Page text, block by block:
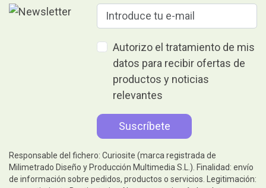
Autorizo el tratamiento de mis
datos para recibir ofertas de
productos y noticias
relevantes
Responsable del fichero: Curiosite (marca registrada de
Milimetrado Diseño y Producción Multimedia S.L.). Finalidad: envío
de información sobre pedidos, productos o servicios. Legitimación: